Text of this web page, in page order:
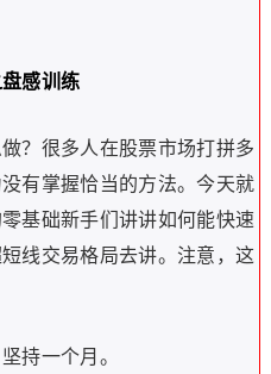
感训练
？很多人在股票市场打拼多
有掌握恰当的方法。今天就
基础新手们讲讲如何能快速
线交易格局去讲。注意，这
持一个月。